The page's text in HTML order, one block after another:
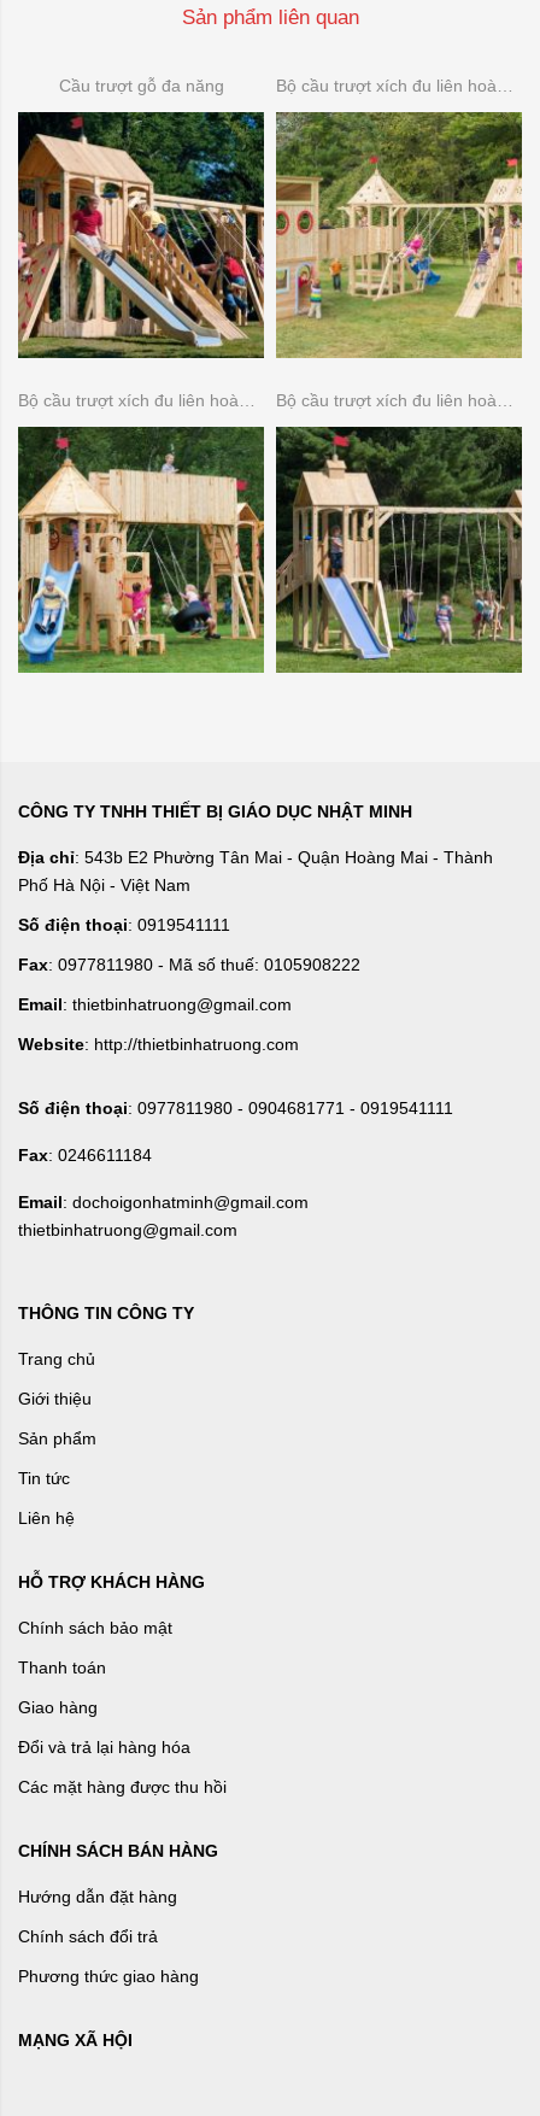
Sản phẩm liên quan
Cầu trượt gỗ đa năng
CÔNG TY TNHH THIẾT BỊ GIÁO DỤC NHẬT MINH
Địa chỉ: 543b E2 Phường Tân Mai - Quận Hoàng Mai - Thành
Phố Hà Nội - Việt Nam
Số điện thoại: 0919541111
Fax: 0977811980 - Mã số thuế: 0105908222
Email: thietbinhatruong@gmail.com
Website: http://thietbinhatruong.com
Số điện thoại: 0977811980 - 0904681771 - 0919541111
Fax: 0246611184
Email: dochoigonhatminh@gmail.com
thietbinhatruong@gmail.com
THÔNG TIN CÔNG TY
Trang chủ
Giới thiệu
Sản phẩm
Tin tức
Liên hệ
HỖ TRỢ KHÁCH HÀNG
Chính sách bảo mật
Thanh toán
Giao hàng
Đổi và trả lại hàng hóa
Các mặt hàng được thu hồi
CHÍNH SÁCH BÁN HÀNG
Hướng dẫn đặt hàng
Chính sách đổi trả
Phương thức giao hàng
MẠNG XÃ HỘI